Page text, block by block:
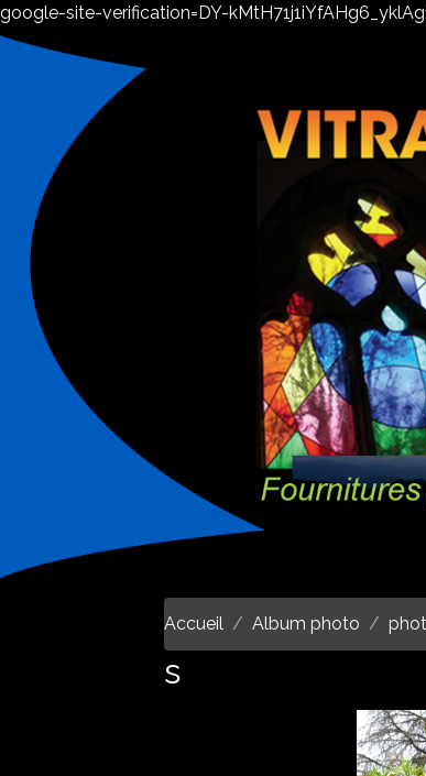
google-site-verification=DY-
Accueil Album photo
s